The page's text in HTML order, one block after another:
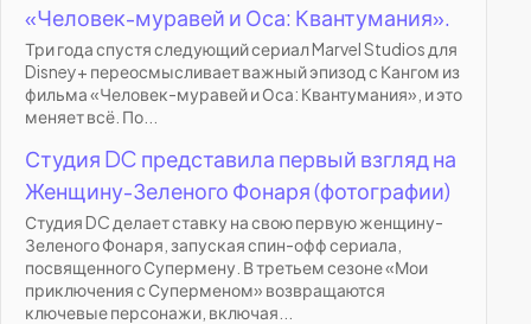
«Человек-муравей и Оса: Квантумания».
Три года спустя следующий сериал Marvel Studios для
Disney+ переосмысливает важный эпизод с Кангом из
фильма «Человек-муравей и Оса: Квантумания», и это
меняет всё. По...
Студия DC представила первый взгляд на
Женщину-Зеленого Фонаря (фотографии)
Студия DC делает ставку на свою первую женщину-
Зеленого Фонаря, запуская спин-офф сериала,
посвященного Супермену. В третьем сезоне «Мои
приключения с Суперменом» возвращаются
ключевые персонажи, включая...